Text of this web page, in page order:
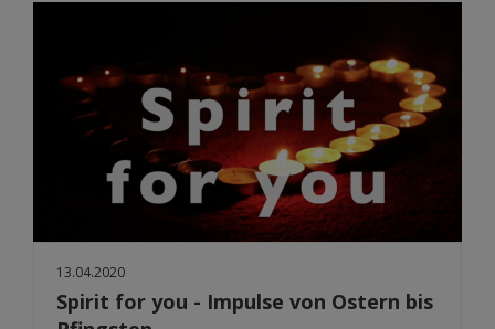
13.04.2020
Spirit for you - Impulse von Ostern bis